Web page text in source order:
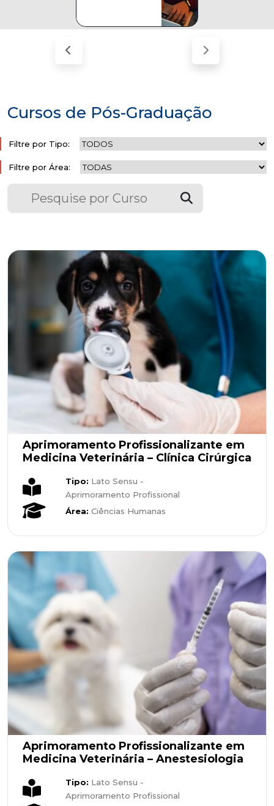
Cursos de Pós-Graduação
Filtre por Tipo:
Filtre por Área:
Aprimoramento Profissionalizante em
Medicina Veterinária – Clínica Cirúrgica
Tipo: Lato Sensu -
Aprimoramento Profissional
Área:Ciências Humanas
Aprimoramento Profissionalizante em
Medicina Veterinária – Anestesiologia
Tipo: Lato Sensu -
Aprimoramento Profissional